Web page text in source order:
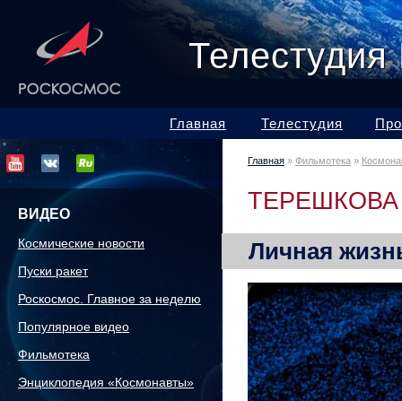
Главная Телестудия
ВИДЕО
Космические новости
Пуски ракет
Роскосмос. Главное за неделю
Популярное видео
Фильмотека
Энциклопедия «Космонавты»
Главная » Фильмотека »
Личная